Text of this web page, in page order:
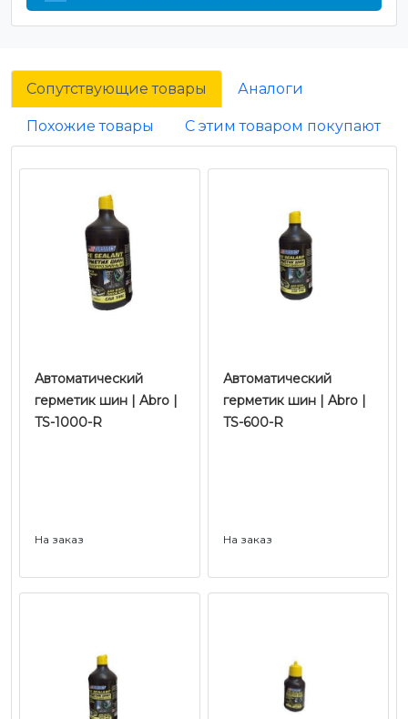
Сопутствующие товары Аналоги
Похожие товары С этим товаром покупают
Автоматический
герметик шин | Abro |
TS-1000-R
На заказ
Автоматический
герметик шин | Abro |
TS-600-R
На заказ